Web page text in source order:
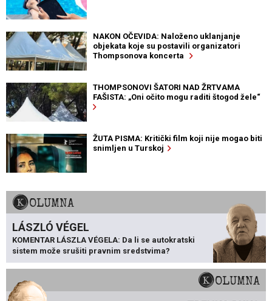
NAKON OČEVIDA: Naloženo uklanjanje
objekata koje su postavili organizatori
Thompsonova koncerta
THOMPSONOVI ŠATORI NAD ŽRTVAMA
FAŠISTA: „Oni očito mogu raditi štogod žele“
ŽUTA PISMA: Kritički film koji nije mogao biti
snimljen u Turskoj
KOLUMNA
LÁSZLÓ VÉGEL
KOMENTAR LÁSZLA VÉGELA: Da li se autokratski
sistem može srušiti pravnim sredstvima?
KOLUMNA